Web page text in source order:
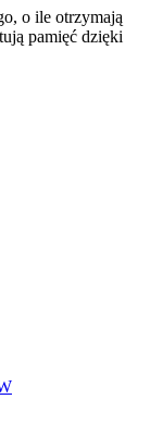
o ile otrzymają
pamięć dzięki